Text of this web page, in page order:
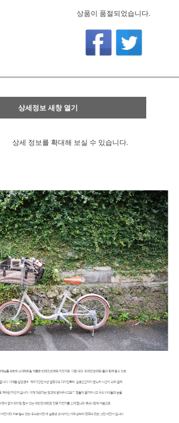
상품이 품절되었습니다.
상세정보 새창 열기
상세 정보를 확대해 보실 수 있습니다.